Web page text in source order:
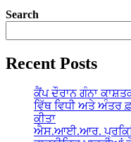
Search
Recent Posts
ਕੈਂਪ ਦੌਰਾਨ ਗੰਨਾ
ਵਿੱਥ ਵਿਧੀ ਅਤੇ ਅੰਤਰ
ਕੀਤਾ
ਐਸ.ਆਈ.ਆਰ.